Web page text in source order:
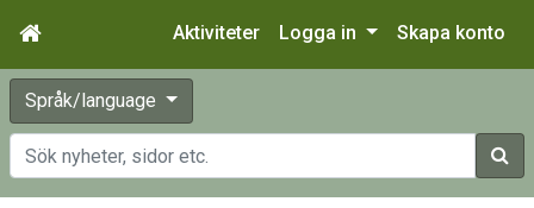
Aktiviteter Logga in Skapa konto
Språk/language
Sök